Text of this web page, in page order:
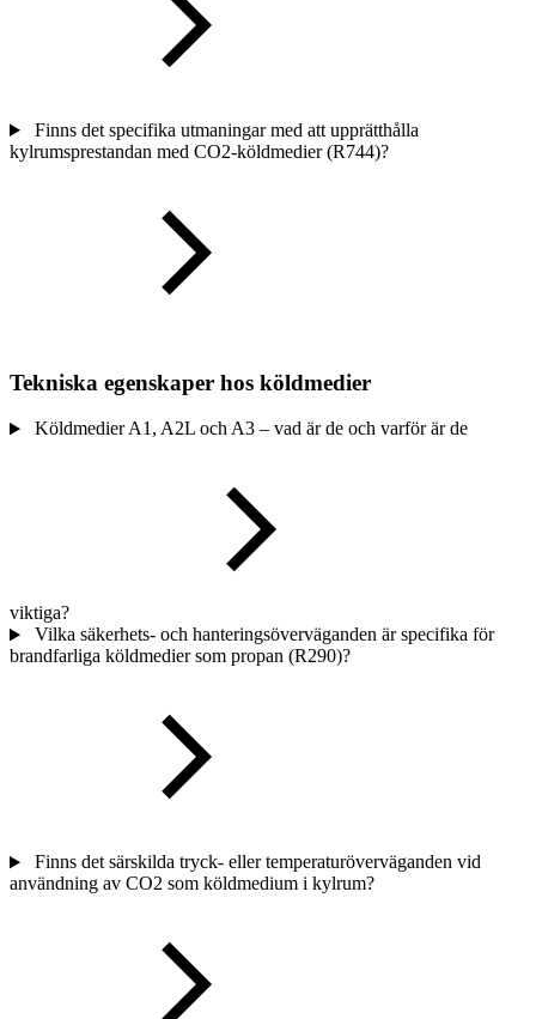
Finns det specifika utmaningar med att upprätthålla
kylrumsprestandan med CO2-köldmedier (R744)?
Tekniska egenskaper hos köldmedier
Köldmedier A1, A2L och A3 – vad är de och varför är de
viktiga?
Vilka säkerhets- och hanteringsöverväganden är specifika för
brandfarliga köldmedier som propan (R290)?
Finns det särskilda tryck- eller temperaturöverväganden vid
användning av CO2 som köldmedium i kylrum?